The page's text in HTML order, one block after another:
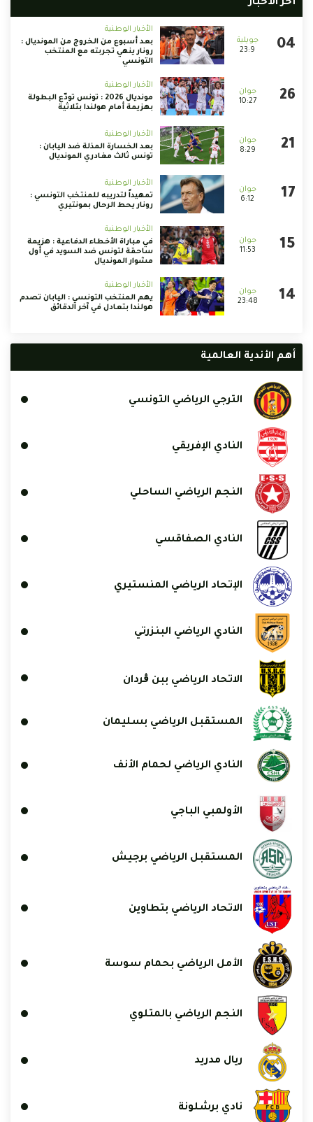
أخر الأخبار
23:9
الأخبار الوطنية
بعد أسبوع من الخروج من المونديال :
رونار ينهي تجربته مع المنتخب
التونسي
10:27
الأخبار الوطنية
مونديال 2026 : تونس تودّع البطولة
بهزيمة أمام هولندا بثلاثية
8:29
الأخبار الوطنية
بعد الخسارة المذلة ضد اليابان :
تونس ثالث مغادري المونديال
6:12
الأخبار الوطنية
تمهيداً لتدريبه للمنتخب التونسي :
رونار يحط الرحال بمونتيري
11:53
الأخبار الوطنية
في مباراة الأخطاء الدفاعية : هزيمة
ساحقة لتونس ضد السويد في أول
مشوار المونديال
23:48
الأخبار الوطنية
يهم المنتخب التونسي : اليابان تصدم
هولندا بتعادل في آخر الدقائق
أهم الأندية العالمية
الترجي الرياضي التونسي
النادي الإفريقي
النجم الرياضي الساحلي
النادي الصفاقسي
الإتحاد الرياضي المنستيري
النادي الرياضي البنزرتي
الاتحاد الرياضي ببن ڨردان
المستقبل الرياضي بسليمان
النادي الرياضي لحمام الأنف
الأولمبي الباجي
المستقبل الرياضي برجيش
الاتحاد الرياضي بتطاوين
الأمل الرياضي بحمام سوسة
النجم الرياضي بالمتلوي
ريال مدريد
نادي برشلونة